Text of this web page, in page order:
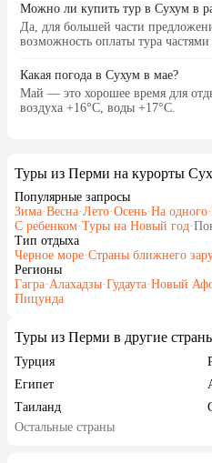
Можно ли купить тур в Сухум в
Да, для большей части
возможность оплаты тура частями
Какая погода в Сухум в мае?
Май — это хорошее время для
воздуха +16°C, воды +17°C.
Туры из Перми на курорты
Популярные запросы
Зима·Весна·Лето·Осень·На одного·
С ребенком·Туры на Новый год·
Тип отдыха
Черное море·Страны ближнего
Регионы
Гагра· Алахадзы·Гудаута·Новый
Пицунда
Туры из Перми в другие
Турция
Египет
Таиланд
Гонконг
Остальные страны